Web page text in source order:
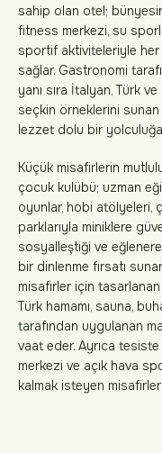
sahip olan otel;
fitness merkezi, su
sportif aktiviteleriyle her
sağlar. Gastronomi
yanı sıra İtalyan, Türk
seçkin örneklerini sunan
lezzet dolu bir yolculuğa
Küçük misafirlerin
çocuk kulübü; uzman
oyunlar, hobi atölyeleri,
parklarıyla miniklere
sosyalleştiği ve
bir dinlenme fırsatı
misafirler için
Türk hamamı, sauna,
tarafından uygulanan
vaat eder. Ayrıca
merkezi ve açık hava
kalmak isteyen